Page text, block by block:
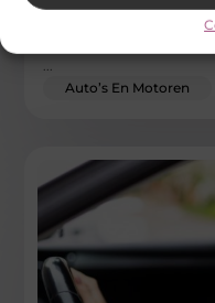
uitdaging zijn. Er zijn
...
Auto’s En Motoren